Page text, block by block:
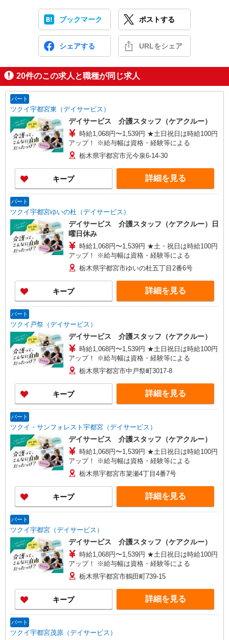
ブックマーク ポストする
シェアする URLをシェア
20件のこの求人と職種が同じ求人
パート
ツクイ宇都宮東（デイサービス）
デイサービス 介護スタッフ（ケアクルー）
時給1,068円〜1,539円 ★土日祝日は時給100円
アップ！ ※給与幅は資格・経験等による
栃木県宇都宮市元今泉6-14-30
キープ 詳細を見る
パート
ツクイ宇都宮ゆいの杜（デイサービス）
デイサービス 介護スタッフ（ケアクルー）日
曜日休み
時給1,068円〜1,539円 ★土・祝日は時給100円
アップ！ ※給与幅は資格・経験等による
栃木県宇都宮市ゆいの杜五丁目2番6号
キープ 詳細を見る
パート
ツクイ戸祭（デイサービス）
デイサービス 介護スタッフ（ケアクルー）
時給1,068円〜1,539円 ★土日祝日は時給100円
アップ！ ※給与幅は資格・経験等による
栃木県宇都宮市中戸祭町3017-8
キープ 詳細を見る
パート
ツクイ・サンフォレスト宇都宮（デイサービス）
デイサービス 介護スタッフ（ケアクルー）
時給1,068円〜1,539円 ★土日祝日は時給100円
アップ！ ※給与幅は資格・経験等による
栃木県宇都宮市簗瀬4丁目4番7号
キープ 詳細を見る
パート
ツクイ宇都宮（デイサービス）
デイサービス 介護スタッフ（ケアクルー）
時給1,068円〜1,539円 ★土日祝日は時給100円
アップ！ ※給与幅は資格・経験等による
栃木県宇都宮市鶴田町739-15
キープ 詳細を見る
パート
ツクイ宇都宮茂原（デイサービス）